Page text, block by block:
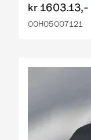
kr 1603.13,-
00H05007121